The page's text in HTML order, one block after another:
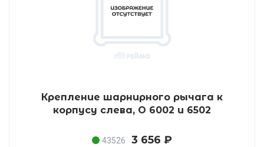
Крепление шарнирного рычага к
корпусу слева, O 6002 и 6502
43526 3 656 ₽